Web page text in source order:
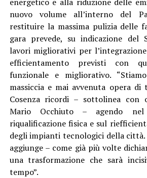
nuovo volume all’interno del
restituire la massima pulizia delle
gara prevede, su indicazione del
lavori migliorativi per
efficientamento previsti con
funzionale e migliorativo.
massiccia e mai avvenuta opera di
Cosenza ricordi – sottolinea con
Mario Occhiuto – agendo
riqualificazione fisica e sul
degli impianti tecnologici della
aggiunge – come già più volte
una trasformazione che sarà
tempo”.